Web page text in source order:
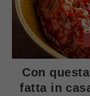
Con
fatta in